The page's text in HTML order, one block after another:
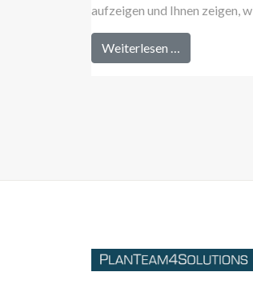
aufzeigen und Ihnen zeigen,
Weiterlesen …